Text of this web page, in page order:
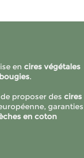
en cires végétales
.
proposer des cires
garanties
en coton